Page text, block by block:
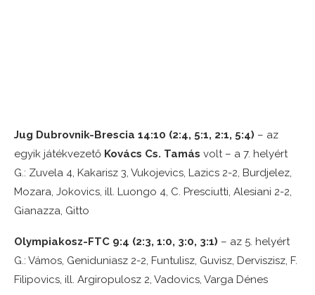
Jug Dubrovnik-Brescia 14:10 (2:4, 5:1, 2:1, 5:4) – az
egyik játékvezető Kovács Cs. Tamás volt – a 7. helyért
G.: Zuvela 4, Kakarisz 3, Vukojevics, Lazics 2-2, Burdjelez,
Mozara, Jokovics, ill. Luongo 4, C. Presciutti, Alesiani 2-2,
Gianazza, Gitto
Olympiakosz-FTC 9:4 (2:3, 1:0, 3:0, 3:1) – az 5. helyért
G.: Vámos, Geniduniasz 2-2, Funtulisz, Guvisz, Derviszisz, F.
Filipovics, ill. Argiropulosz 2, Vadovics, Varga Dénes